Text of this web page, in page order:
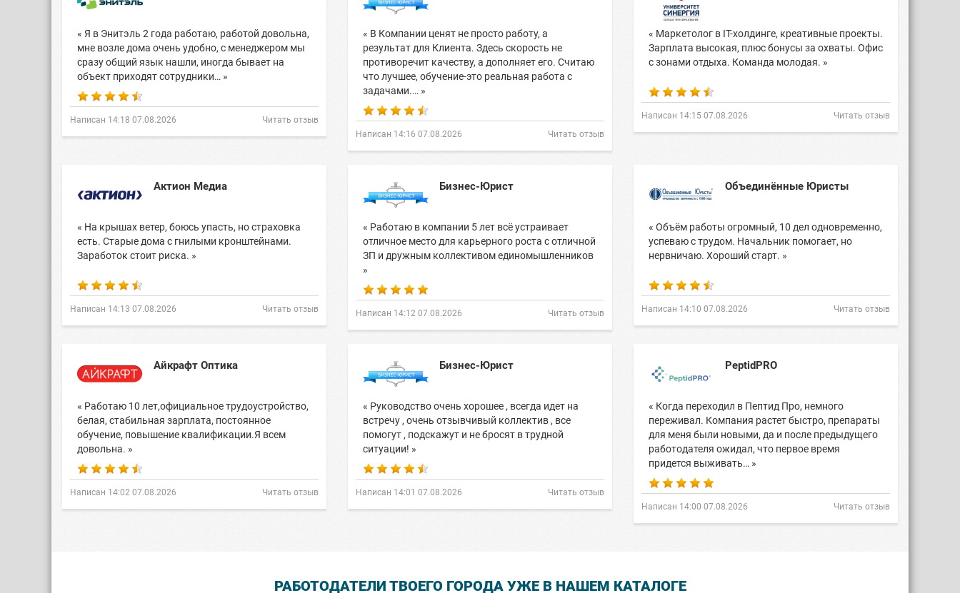
« Я в Энитэль 2 года работаю, работой довольна,
мне возле дома очень удобно, с менеджером мы
сразу общий язык нашли, иногда бывает на
объект приходят сотрудники… »
Написан 14:18 07.08.2026 Читать отзыв
« В Компании ценят не просто работу, а
результат для Клиента. Здесь скорость не
противоречит качеству, а дополняет его. Считаю
что лучшее, обучение-это реальная работа с
задачами.… »
Написан 14:16 07.08.2026 Читать отзыв
« Маркетолог в IT-холдинге, креативные проекты.
Зарплата высокая, плюс бонусы за охваты. Офис
с зонами отдыха. Команда молодая. »
Написан 14:15 07.08.2026 Читать отзыв
Актион Медиа
« На крышах ветер, боюсь упасть, но страховка
есть. Старые дома с гнилыми кронштейнами.
Заработок стоит риска. »
Написан 14:13 07.08.2026 Читать отзыв
Бизнес-Юрист
« Работаю в компании 5 лет всё устраивает
отличное место для карьерного роста с отличной
ЗП и дружным коллективом единомышленников
»
Написан 14:12 07.08.2026 Читать отзыв
Объединённые Юристы
« Объём работы огромный, 10 дел одновременно,
успеваю с трудом. Начальник помогает, но
нервничаю. Хороший старт. »
Написан 14:10 07.08.2026 Читать отзыв
Айкрафт Оптика
« Работаю 10 лет,официальное трудоустройство,
белая, стабильная зарплата, постоянное
обучение, повышение квалификации.Я всем
довольна. »
Написан 14:02 07.08.2026 Читать отзыв
Бизнес-Юрист
« Руководство очень хорошее , всегда идет на
встречу , очень отзывчивый коллектив , все
помогут , подскажут и не бросят в трудной
ситуации! »
Написан 14:01 07.08.2026 Читать отзыв
PeptidPRO
« Когда переходил в Пептид Про, немного
переживал. Компания растет быстро, препараты
для меня были новыми, да и после предыдущего
работодателя ожидал, что первое время
придется выживать… »
Написан 14:00 07.08.2026 Читать отзыв
РАБОТОДАТЕЛИ ТВОЕГО ГОРОДА УЖЕ В НАШЕМ КАТАЛОГЕ